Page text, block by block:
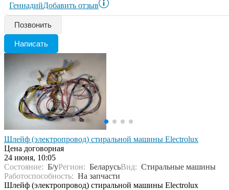
ГеннадийДобавить отзыв
Позвонить
Написать
Шлейф (электропровод) стиральной машины Electrolux
Цена договорная
24 июня, 10:05
Состояние: Б/уРегион: БеларусьВид: Стиральные машины
Работоспособность: На запчасти
Шлейф (электропровод) стиральной машины Electrolux